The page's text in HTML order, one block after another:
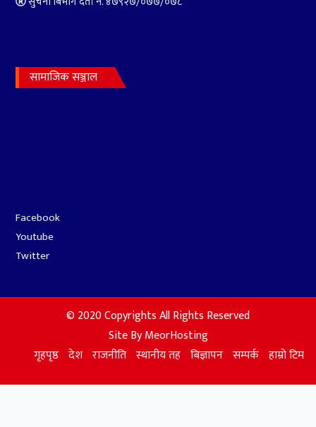
सांसद पद खारेज हुने कानुन
व्यवसायीहरुको तर्क
तय गर्न सर्वदलीय बैठक
सामाजिक सञ्जाल
Facebook
Youtube
Twitter
© 2020 Copyrights All Rights Reserved
Site ByMeorHosting
गृहपृष्ठ देश राजनीति स्थानीय तह बिज्ञापन सम्पर्क हाम्रो टिम